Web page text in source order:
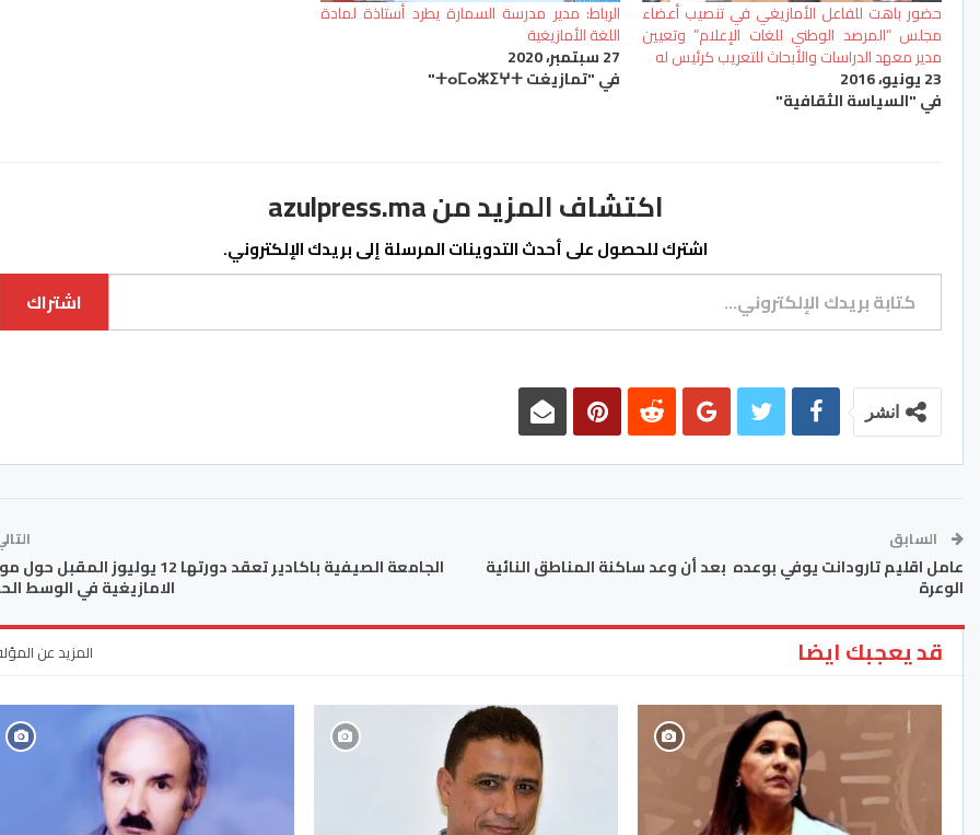
حضور باهت للفاعل الأمازيغي في تنصيب أعضاء
مجلس “المرصد الوطني للغات الإعلام” وتعيين
مدير معهد الدراسات والأبحاث للتعريب كرئيس له
23 يونيو، 2016
في "السياسة الثقافية"
الرباط: مدير مدرسة السمارة يطرد أستاذة لمادة
اللغة الأمازيغية
27 سبتمبر، 2020
في "تمازيغت ⵜⴰⵎⴰⵣⵉⵖⵜ"
اكتشاف المزيد من azulpress.ma
اشترك للحصول على أحدث التدوينات المرسلة إلى بريدك الإلكتروني.
كتابة بريدك الإلكتروني...
اشتراك
انشر
السابق
عامل اقليم تارودانت يوفي بوعده بعد أن وعد ساكنة المناطق النائية
الوعرة
الجامعة الصيفية باكادير تعقد دورتها 12 يوليوز
الامازيغية في الوسط
قد يعجبك ايضا المزيد عن